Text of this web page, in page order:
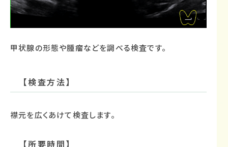
甲状腺の形態や腫瘤などを調べる検査です。
【検査方法】
襟元を広くあけて検査します。
【所要時間】